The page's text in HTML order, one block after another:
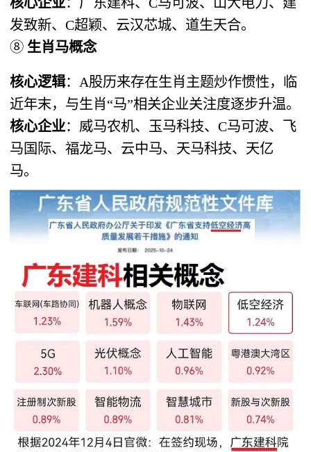
发致新、C超颖、云汉芯城、道生天合。
⑧ ​ 生肖马概念
核心逻辑​：A股历来存在生肖主题炒作惯性，临
近年末，与生肖“马”相关企业关注度逐步升温。
核心企业​：威马农机、玉马科技、C马可波、飞
马国际、福龙马、云中马、天马科技、天亿
马。